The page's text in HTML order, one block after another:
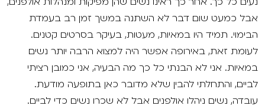
אבל כמעט שום דבר לא השתנה במשך זמן רב בעמדת
הבימוי. תמיד היו במאיות, מעטות, בעיקר בסרטים קטנים.
לעומת זאת, באירופה אפשר היה למצוא הרבה יותר נשים
במאיות. אני לא הבנתי כל כך מה הבעיה, אני כמובן רציתי
לביים, והתחלתי להבין שלא מדובר כאן בתופעה מודעת.
עובדה, נשים ניהלו אולפנים אבל לא שכרו נשים כדי לביים.